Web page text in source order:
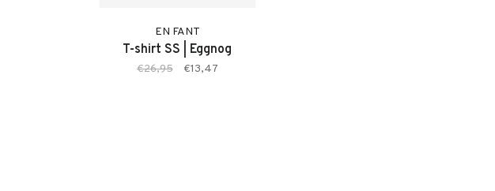
EN FANT
T-shirt SS | Eggnog
€26,95 €13,47